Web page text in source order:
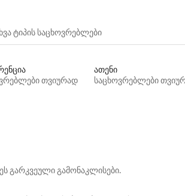
ტიპის საცხოვრებლები
თვიურად
ათენი
საცხოვრებლები
გარკვეული გამონაკლისები.